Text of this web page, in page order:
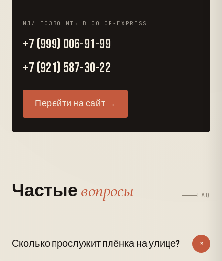
ИЛИ ПОЗВОНИТЬ В COLOR-EXPRESS
+7 (999) 006-91-99
+7 (921) 587-30-22
Перейти на сайт →
Частыевопросы FAQ
Сколько прослужит плёнка на улице? +